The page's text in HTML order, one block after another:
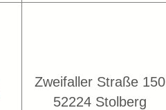
Zweifaller Straße 150
52224 Stolberg